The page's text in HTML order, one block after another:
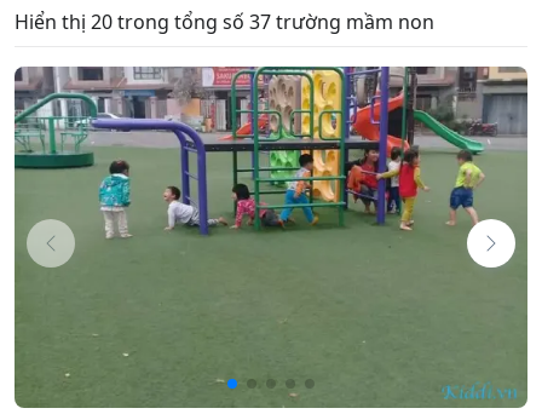
Hiển thị 20 trong tổng số 37 trường mầm non